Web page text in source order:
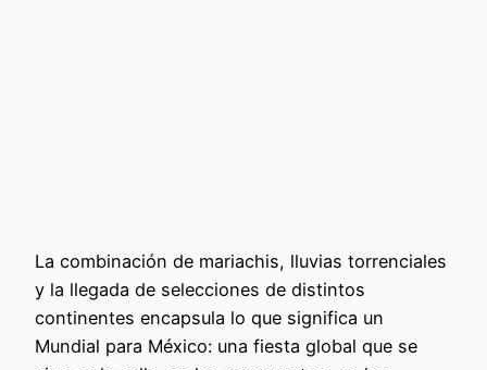
La combinación de mariachis, lluvias torrenciales
y la llegada de selecciones de distintos
continentes encapsula lo que significa un
Mundial para México: una fiesta global que se